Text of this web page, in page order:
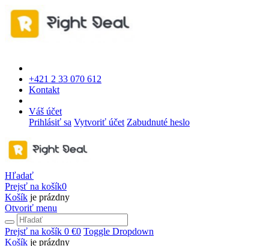
+421 2 33 070 612
Kontakt
Váš účet
Prihlásiť sa Vytvoriť účet Zabudnuté heslo
Hľadať
Prejsť na košík0
Košík je prázdny
Otvoriť menu
Prejsť na košík 0 €0 Toggle Dropdown
Košík je prázdny